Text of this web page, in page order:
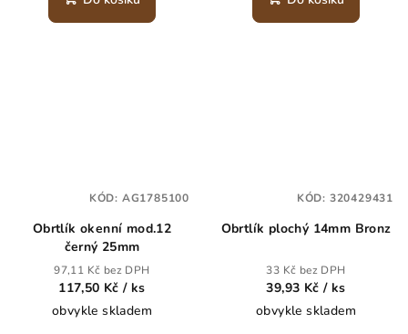
Obrtlík okenní mod.12
černý 25mm
97,11 Kč bez DPH
117,50 Kč/ ks
obvykle skladem
KÓD: AG1785100
Obrtlík plochý 14mm Bronz
33 Kč bez DPH
39,93 Kč / ks
obvykle skladem
KÓD: 320429431